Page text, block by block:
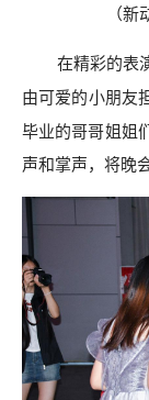
（新
在精彩的表
由可爱的小朋友
毕业的哥哥姐姐
声和掌声，将晚